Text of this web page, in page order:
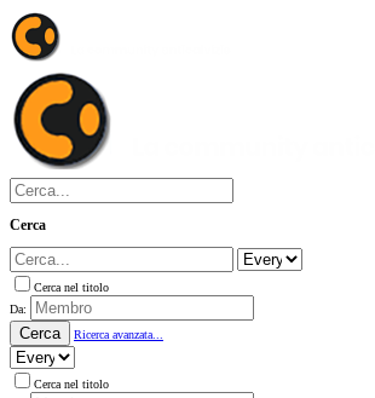
Cerca
Cerca nel titolo
Da:
Cerca Ricerca avanzata...
Cerca nel titolo